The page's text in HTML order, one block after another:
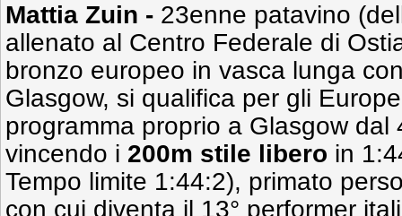
Mattia Zuin - 23enne patavino
allenato al Centro Federale di
bronzo europeo in vasca lunga
Glasgow, si qualifica per gli
programma proprio a Glasgow dal
vincendo i 200m stile libero in
Tempo limite 1:44:2), primato
con cui diventa il 13° performer